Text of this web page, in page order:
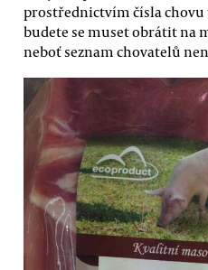
prostřednictvím čísla chovu
budete se muset obrátit na
neboť seznam chovatelů